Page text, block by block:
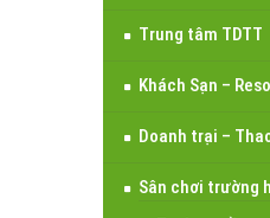
Trung tâm TDTT
Khách Sạn –
Doanh trại –
Sân chơi trường